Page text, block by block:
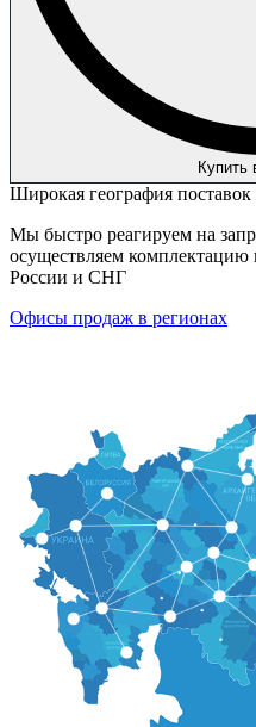
Купить
Широкая география поставок
Мы быстро реагируем на
осуществляем комплектацию
России и СНГ
Офисы продаж в регионах